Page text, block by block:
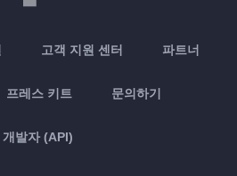
고객 지원 센터 파트너
프레스 키트 문의하기
개발자 (API)